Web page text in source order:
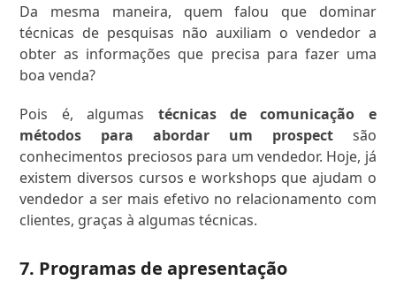
Da mesma maneira, quem falou que dominar
técnicas de pesquisas não auxiliam o vendedor a
obter as informações que precisa para fazer uma
boa venda?
Pois é, algumas técnicas de comunicação e
métodos para abordar um prospectsão
conhecimentos preciosos para um vendedor. Hoje, já
existem diversos cursos e workshops que ajudam o
vendedor a ser mais efetivo no relacionamento com
clientes, graças à algumas técnicas.
7. Programas de apresentação